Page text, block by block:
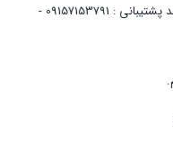
واحد پشتیبانی مشتریان : 05135092741 - واحد پشتیبانی : 09157153791 -